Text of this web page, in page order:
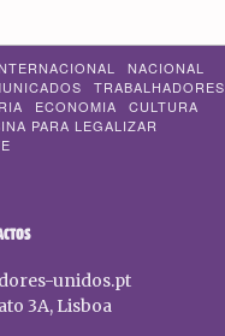
NACIONAL
TRABALHADORES
ECONOMIA
CULTURA
PARA LEGALIZAR
unidos.pt
3A, Lisboa